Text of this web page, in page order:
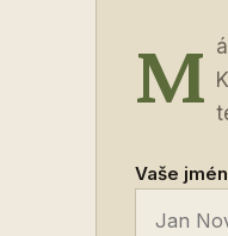
M
Vaše